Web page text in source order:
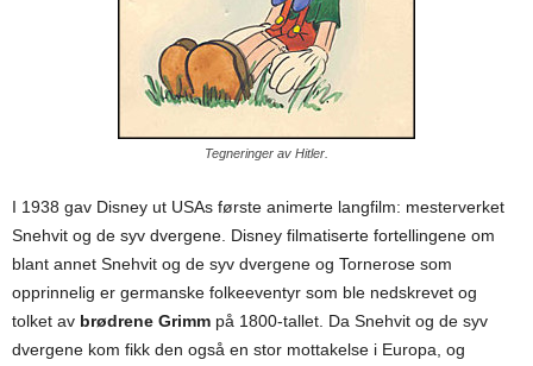
Tegneringer av Hitler.
I 1938 gav Disney ut USAs første animerte langfilm: mesterverket
Snehvit og de syv dvergene. Disney filmatiserte fortellingene om
blant annet Snehvit og de syv dvergene og Tornerose som
opprinnelig er germanske folkeeventyr som ble nedskrevet og
tolket av brødrene Grimm på 1800-tallet. Da Snehvit og de syv
dvergene kom fikk den også en stor mottakelse i Europa, og